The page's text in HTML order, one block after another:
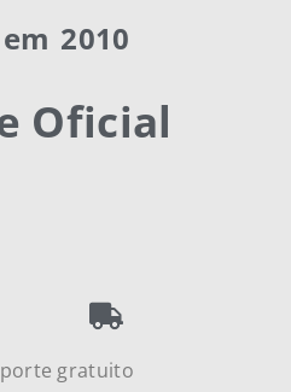
2010
Oficial
gratuito